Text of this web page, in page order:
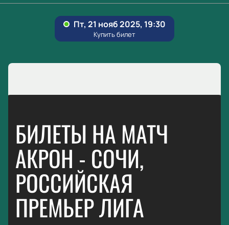
БИЛЕТЫ НА МАТЧ
АКРОН - СОЧИ,
РОССИЙСКАЯ
ПРЕМЬЕР ЛИГА